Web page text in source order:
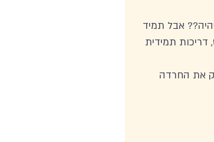
אבל תמיד
דריכות תמידית
את החרדה